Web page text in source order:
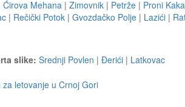
Ćirova Mehana | Zimovnik | Petrže | Proni
| Rečički Potok | Gvozdačko Polje | Lazići |
slike: Srednji Povlen | Ðerići | Latkovac
letovanje u Crnoj Gori